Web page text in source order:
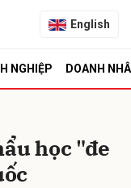
English
NGHIỆP DOANH
học "đe